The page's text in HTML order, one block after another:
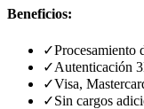
Beneficios:
✓Procesamiento
✓Autenticación
✓Visa,
✓Sin cargos